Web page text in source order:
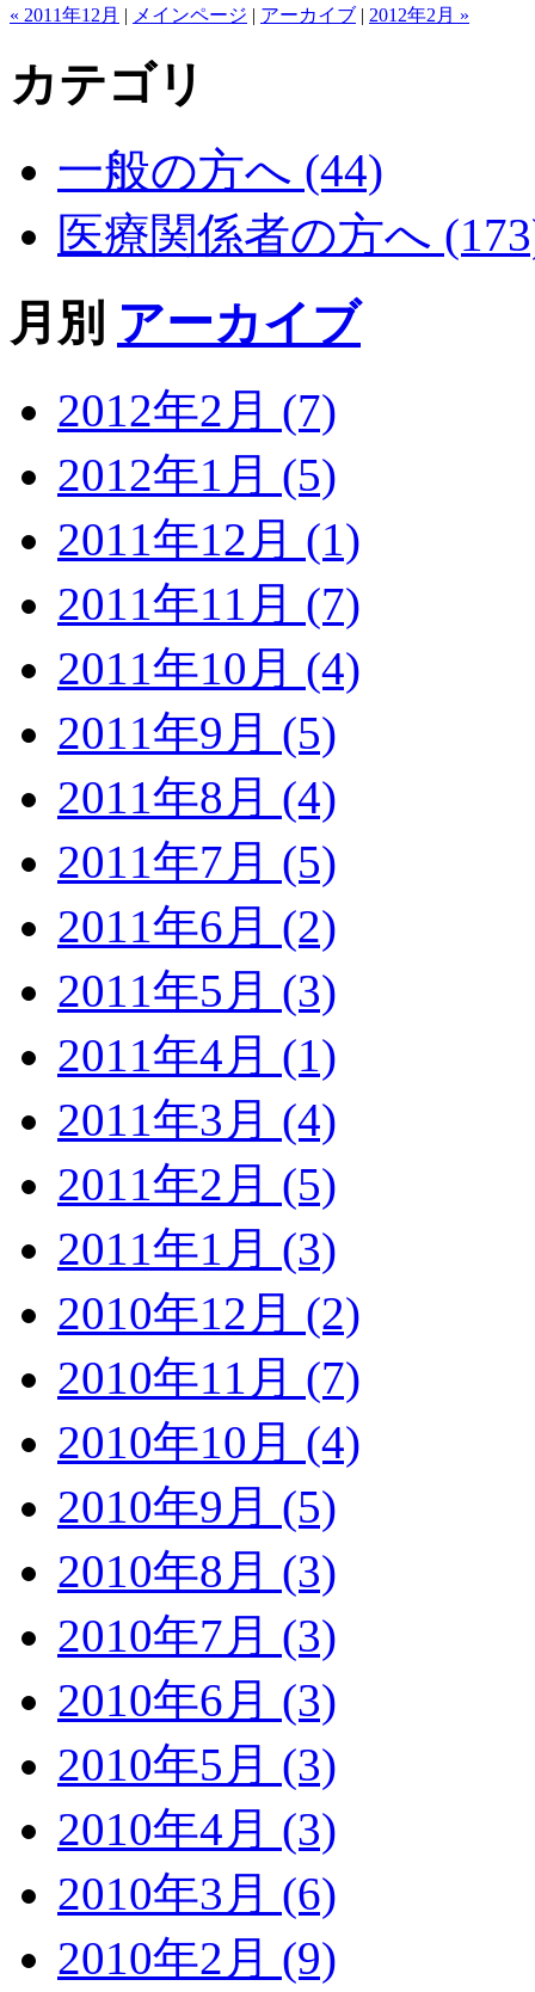
« 2011年12月 | メインページ | アーカイブ | 2012年2月 »
カテゴリ
一般の方へ (44)
医療関係者の方へ
月別 アーカイブ
2012年2月 (7)
2012年1月 (5)
2011年12月 (1)
2011年11月 (7)
2011年10月 (4)
2011年9月 (5)
2011年8月 (4)
2011年7月 (5)
2011年6月 (2)
2011年5月 (3)
2011年4月 (1)
2011年3月 (4)
2011年2月 (5)
2011年1月 (3)
2010年12月 (2)
2010年11月 (7)
2010年10月 (4)
2010年9月 (5)
2010年8月 (3)
2010年7月 (3)
2010年6月 (3)
2010年5月 (3)
2010年4月 (3)
2010年3月 (6)
2010年2月 (9)